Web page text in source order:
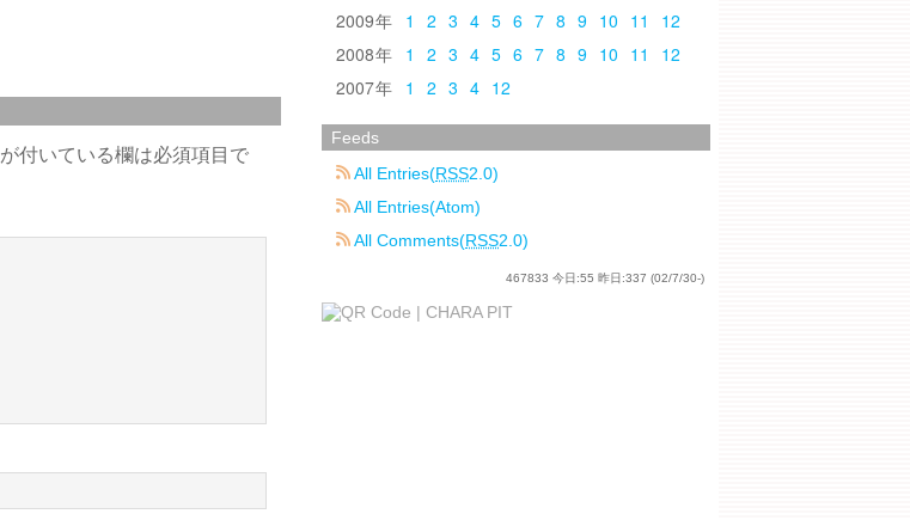
が付いている欄は必須項目で
2009
1 2 3 4 5 6 7 8 9 10 11
12
2008
1 2 3 4 5 6 7 8 9 10 11
12
2007
1 2 3 4 12
Feeds
All Entries(RSS2.0)
All Entries(Atom)
All Comments(RSS2.0)
467833 今日:55 昨日:337 (02/7/30-)